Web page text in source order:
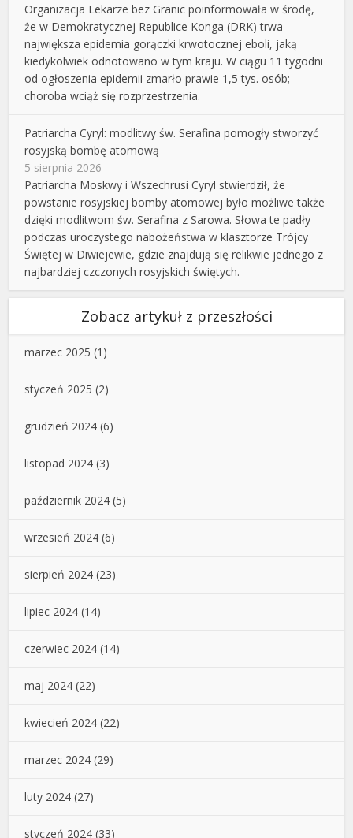
Organizacja Lekarze bez Granic poinformowała w środę,
że w Demokratycznej Republice Konga (DRK) trwa
największa epidemia gorączki krwotocznej eboli, jaką
kiedykolwiek odnotowano w tym kraju. W ciągu 11 tygodni
od ogłoszenia epidemii zmarło prawie 1,5 tys. osób;
choroba wciąż się rozprzestrzenia.
Patriarcha Cyryl: modlitwy św. Serafina pomogły stworzyć
rosyjską bombę atomową
5 sierpnia 2026
Patriarcha Moskwy i Wszechrusi Cyryl stwierdził, że
powstanie rosyjskiej bomby atomowej było możliwe także
dzięki modlitwom św. Serafina z Sarowa. Słowa te padły
podczas uroczystego nabożeństwa w klasztorze Trójcy
Świętej w Diwiejewie, gdzie znajdują się relikwie jednego z
najbardziej czczonych rosyjskich świętych.
Zobacz artykuł z przeszłości
marzec 2025 (1)
styczeń 2025 (2)
grudzień 2024 (6)
listopad 2024 (3)
październik 2024 (5)
wrzesień 2024 (6)
sierpień 2024 (23)
lipiec 2024 (14)
czerwiec 2024 (14)
maj 2024 (22)
kwiecień 2024 (22)
marzec 2024 (29)
luty 2024 (27)
styczeń 2024 (33)